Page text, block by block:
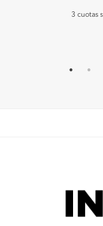
3 cuotas